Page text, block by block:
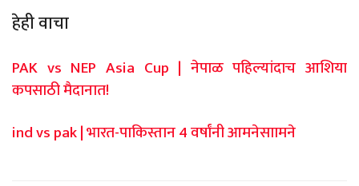
हेही वाचा
PAK vs NEP Asia Cup | नेपाळ पहिल्यांदाच आशिया
कपसाठी मैदानात!
ind vs pak | भारत-पाकिस्तान 4 वर्षांनी आमनेसाामने